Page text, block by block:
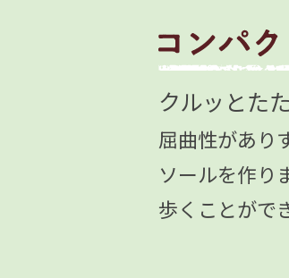
クルッとた
屈曲性があり
ソールを作り
歩くことがで